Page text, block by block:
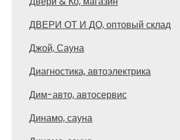
ДВЕРИ ОТ И ДО, оптовый склад
Джой, Сауна
Диагностика, автоэлектрика
Дим-авто, автосервис
Динамо, сауна